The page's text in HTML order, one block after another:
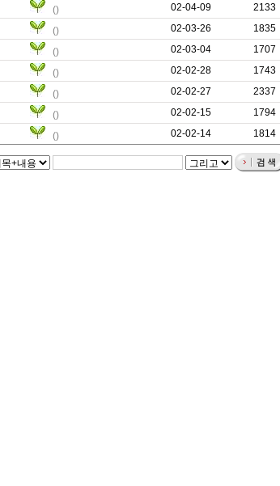
() 02-04-09
2133
() 02-03-26
1835
() 02-03-04
1707
() 02-02-28
1743
() 02-02-27
2337
() 02-02-15
1794
() 02-02-14 1814